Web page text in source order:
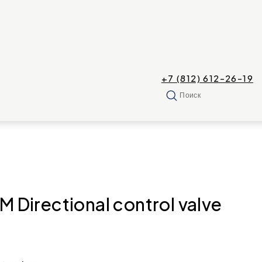
+7 (812) 612-26-19
Поиск
Directional control valve